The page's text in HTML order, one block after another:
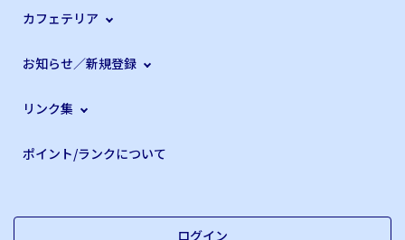
カフェテリア
お知らせ／新規登録
リンク集
ポイント/ランクについて
ログイン